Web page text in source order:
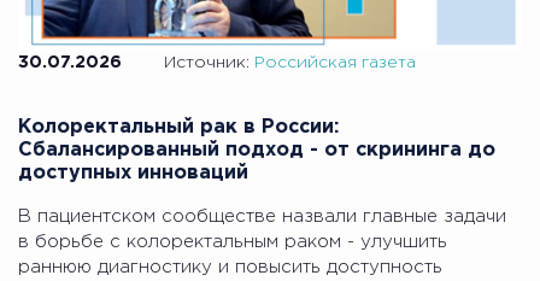
30.07.2026 Источник: Российская газета
Колоректальный рак в России:
Сбалансированный подход - от скрининга до
доступных инноваций
В пациентском сообществе назвали главные задачи
в борьбе с колоректальным раком - улучшить
раннюю диагностику и повысить доступность